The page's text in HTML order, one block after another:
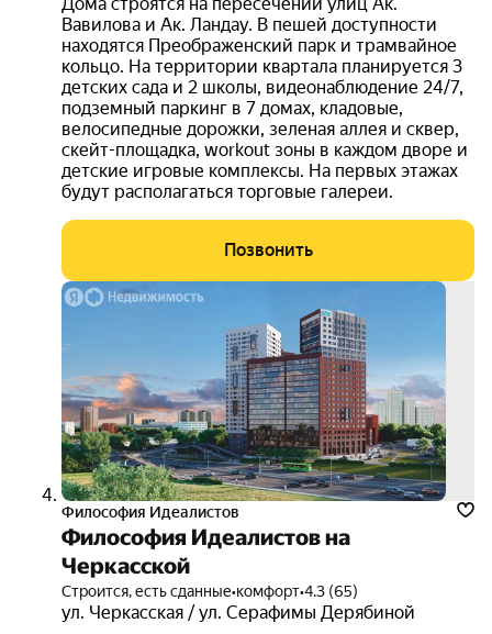
Вавилова и Ак. Ландау. В пешей доступности
находятся Преображенский парк и трамвайное
кольцо. На территории квартала планируется 3
детских сада и 2 школы, видеонаблюдение 24/7,
подземный паркинг в 7 домах, кладовые,
велосипедные дорожки, зеленая аллея и сквер,
скейт-площадка, workout зоны в каждом дворе и
детские игровые комплексы. На первых этажах
будут располагаться торговые галереи.
Позвонить
Философия Идеалистов
Философия Идеалистов на
Черкасской
Строится, есть сданные•комфорт•4.3 (65)
ул. Черкасская / ул. Серафимы Дерябиной